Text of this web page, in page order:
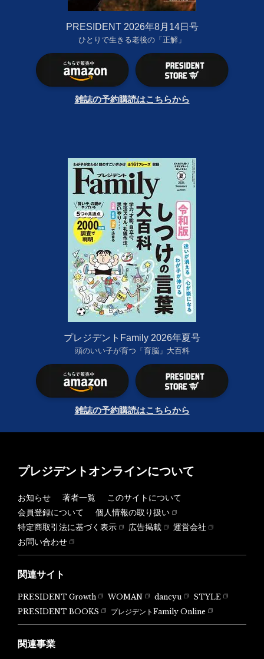
PRESIDENT 2026年8月14日号
ひとりで生きる老後の「正解」
雑誌の予約購読はこちらから
プレジデントFamily 2026年夏号
頭のいい子が育つ「育脳」大百科
雑誌の予約購読はこちらから
プレジデントオンラインについて
お知らせ 著者一覧
このサイトについて
会員登録について
個人情報の取り扱い
特定商取引法に基づく表示
広告掲載
運営会社
お問い合わせ
関連サイト
PRESIDENT Growth WOMAN dancyu
STYLE
PRESIDENT BOOKS
プレジデントFamily Online
関連事業